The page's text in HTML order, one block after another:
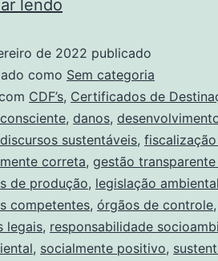
lendo
de 2022 publicado
como Sem categoria
CDF’s, Certificados de
, danos,
discursos sustentáveis,
correta, gestão
de produção, legislação
competentes, órgãos de controle,
legais, responsabilidade
, socialmente positivo,